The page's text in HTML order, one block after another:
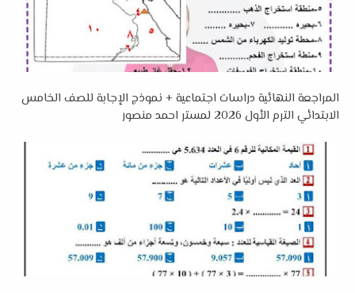
المراجعة النهائية دراسات اجتماعية + نموذج الإجابة للصف الخامس
الابتدائي الترم الأول 2026 لمستر احمد منصور